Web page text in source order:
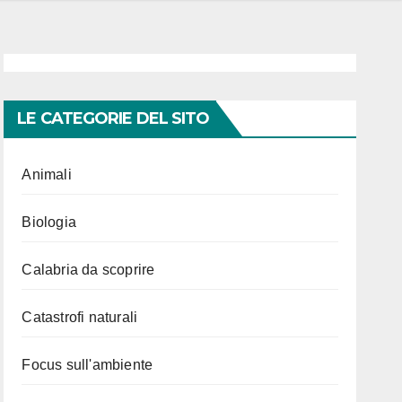
LE CATEGORIE DEL SITO
Animali
Biologia
Calabria da scoprire
Catastrofi naturali
Focus sull'ambiente